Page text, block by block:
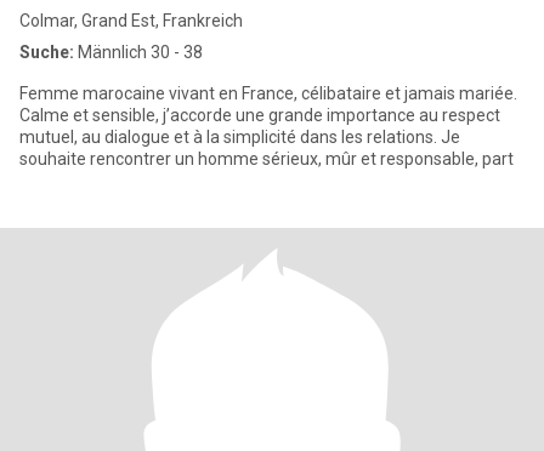
Colmar, Grand Est, Frankreich
Suche: Männlich 30 - 38
Femme marocaine vivant en France, célibataire et jamais mariée.
Calme et sensible, j’accorde une grande importance au respect
mutuel, au dialogue et à la simplicité dans les relations. Je
souhaite rencontrer un homme sérieux, mûr et responsable, part